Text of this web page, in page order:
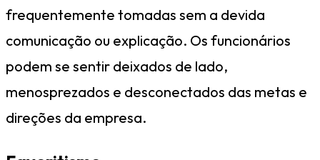
frequentemente tomadas sem a devida
comunicação ou explicação. Os funcionários
podem se sentir deixados de lado,
menosprezados e desconectados das metas e
direções da empresa.